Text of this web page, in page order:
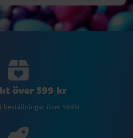
över 599 kr
beställningar över 599kr